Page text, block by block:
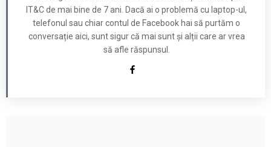
IT&C de mai bine de 7 ani. Dacă ai o problemă cu laptop-ul,
telefonul sau chiar contul de Facebook hai să purtăm o
conversație aici, sunt sigur că mai sunt și alții care ar vrea
să afle răspunsul.